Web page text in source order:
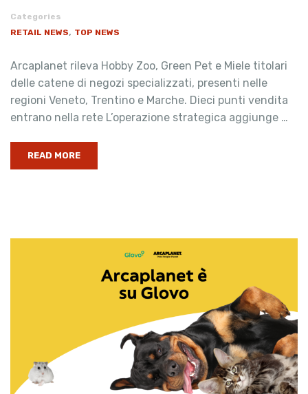
Categories
RETAIL NEWS, TOP NEWS
Arcaplanet rileva Hobby Zoo, Green Pet e Miele titolari
delle catene di negozi specializzati, presenti nelle
regioni Veneto, Trentino e Marche. Dieci punti vendita
entrano nella rete L’operazione strategica aggiunge …
READ MORE